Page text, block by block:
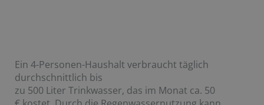
Ein 4-Personen-Haushalt verbraucht täglich
durchschnittlich bis
zu 500 Liter Trinkwasser, das im Monat ca. 50